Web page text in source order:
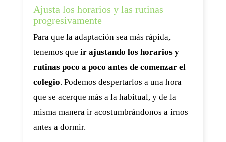
Ajusta los horarios y las rutinas
progresivamente
Para que la adaptación sea más rápida,
tenemos que ir ajustando los horarios y
rutinas poco a poco antes de comenzar el
colegio. Podemos despertarlos a una hora
que se acerque más a la habitual, y de la
misma manera ir acostumbrándonos a irnos
antes a dormir.